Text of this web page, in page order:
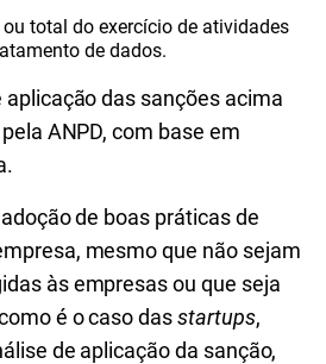
total do exercício de atividades
de dados.
das sanções acima
ANPD, com base em
de boas práticas de
mesmo que não sejam
às empresas ou que seja
é o caso dasstartups,
de aplicação da sanção,